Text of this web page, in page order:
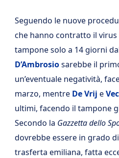
Seguendo le nuove
che hanno contratto il
tampone solo a 14 giorni
D’Ambrosiosarebbe il
un’eventuale negatività,
marzo, mentre De Vrij e
ultimi, facendo il tampone
Secondo la Gazzetta dello
dovrebbe essere in grado
trasferta emiliana, fatta